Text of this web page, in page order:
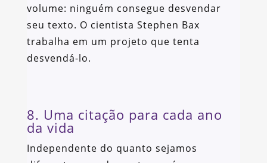
volume: ninguém consegue desvendar
seu texto. O cientista Stephen Bax
trabalha em um projeto que tenta
desvendá-lo.
8. Uma citação para cada ano
da vida
Independente do quanto sejamos